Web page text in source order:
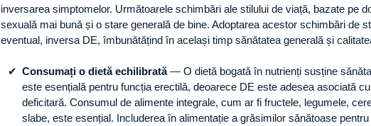
inversarea simptomelor. Următoarele schimbări ale stilului de viață, bazate pe
sexuală mai bună și o stare generală de bine. Adoptarea acestor schimbări de
eventual, inversa DE, îmbunătățind în același timp sănătatea generală și
Consumați o dietă echilibrată— O dietă bogată în nutrienți susține
este esențială pentru funcția erectilă, deoarece DE este adesea asociată
deficitară. Consumul de alimente integrale, cum ar fi fructele, legumele,
slabe, este esențial. Includerea în alimentație a grăsimilor sănătoase